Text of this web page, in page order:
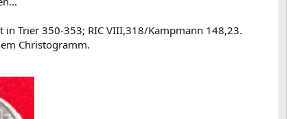
Trier 350-353; RIC VIII,318/Kampmann 148,23.
Christogramm.